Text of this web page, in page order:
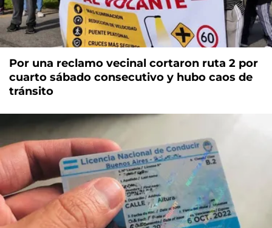
Por una reclamo vecinal cortaron ruta 2 por
cuarto sábado consecutivo y hubo caos de
tránsito